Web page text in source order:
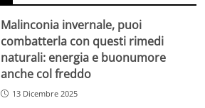
Malinconia invernale, puoi
combatterla con questi rimedi
naturali: energia e buonumore
anche col freddo
13 Dicembre 2025